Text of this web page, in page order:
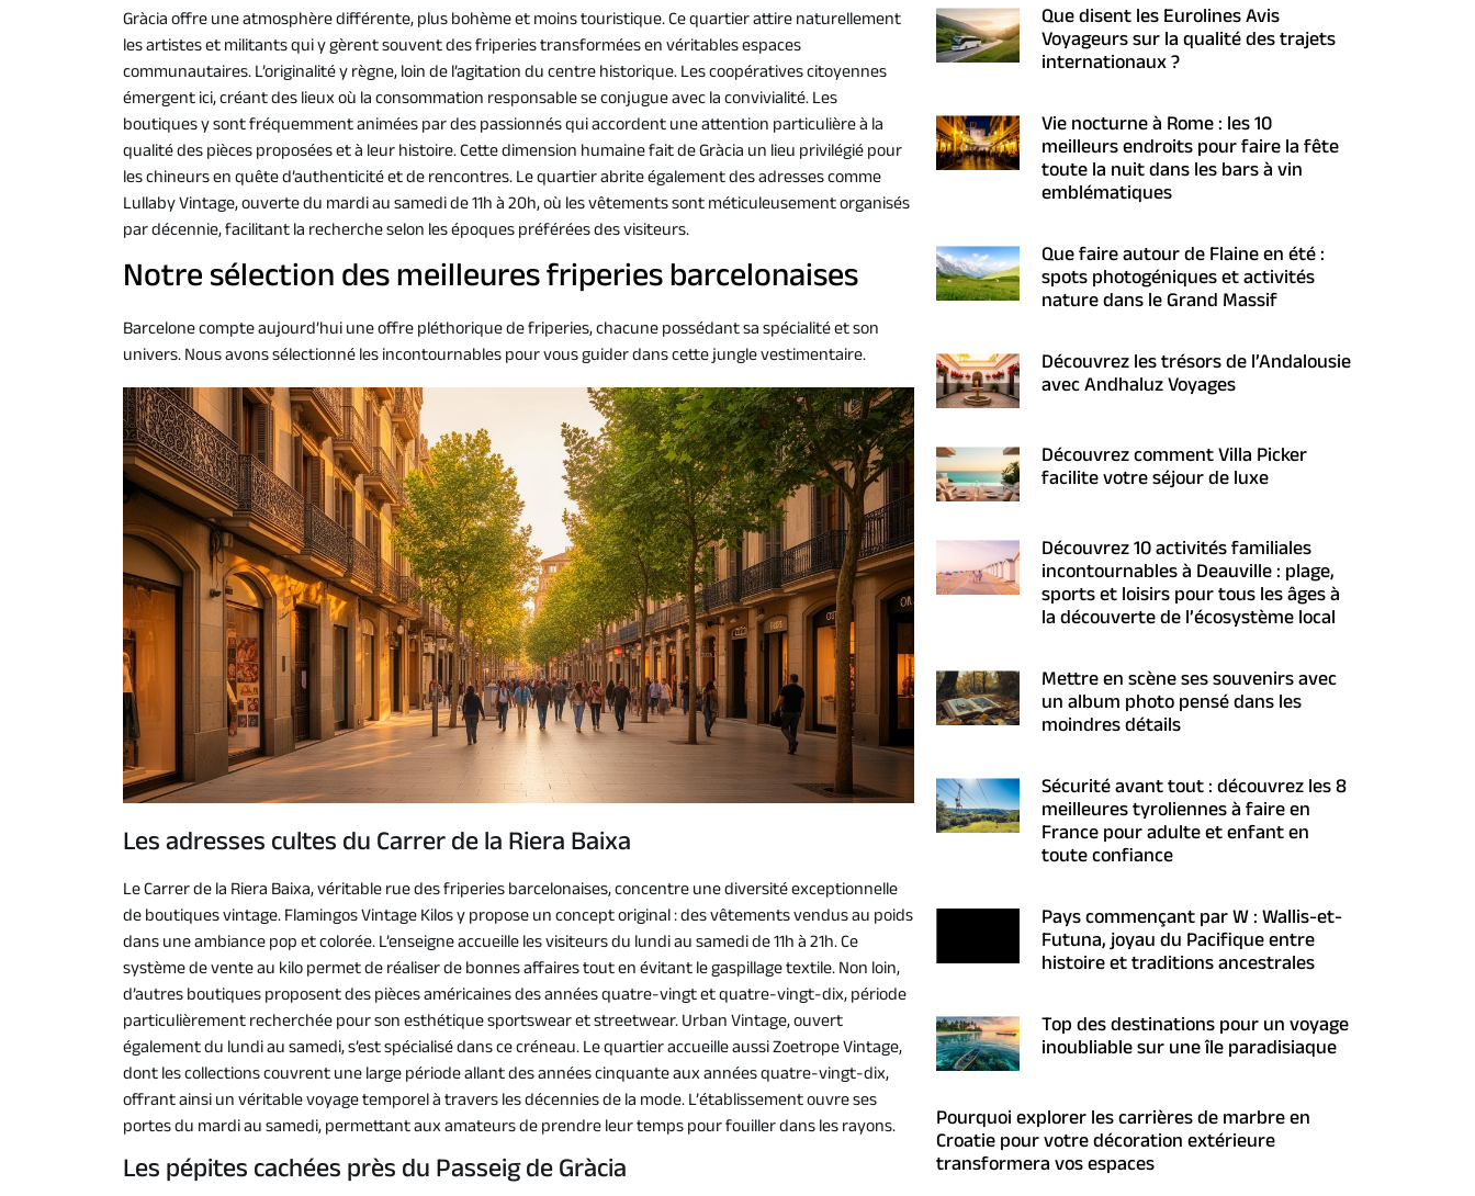
Gràcia offre une atmosphère différente, plus bohème et moins touristique. Ce quartier attire naturellement
les artistes et militants qui y gèrent souvent des friperies transformées en véritables espaces
communautaires. L’originalité y règne, loin de l’agitation du centre historique. Les coopératives citoyennes
émergent ici, créant des lieux où la consommation responsable se conjugue avec la convivialité. Les
boutiques y sont fréquemment animées par des passionnés qui accordent une attention particulière à la
qualité des pièces proposées et à leur histoire. Cette dimension humaine fait de Gràcia un lieu privilégié pour
les chineurs en quête d’authenticité et de rencontres. Le quartier abrite également des adresses comme
Lullaby Vintage, ouverte du mardi au samedi de 11h à 20h, où les vêtements sont méticuleusement organisés
par décennie, facilitant la recherche selon les époques préférées des visiteurs.
Notre sélection des meilleures friperies barcelonaises
Barcelone compte aujourd’hui une offre pléthorique de friperies, chacune possédant sa spécialité et son
univers. Nous avons sélectionné les incontournables pour vous guider dans cette jungle vestimentaire.
Les adresses cultes du Carrer de la Riera Baixa
Le Carrer de la Riera Baixa, véritable rue des friperies barcelonaises, concentre une diversité exceptionnelle
de boutiques vintage. Flamingos Vintage Kilos y propose un concept original : des vêtements vendus au poids
dans une ambiance pop et colorée. L’enseigne accueille les visiteurs du lundi au samedi de 11h à 21h. Ce
système de vente au kilo permet de réaliser de bonnes affaires tout en évitant le gaspillage textile. Non loin,
d’autres boutiques proposent des pièces américaines des années quatre-vingt et quatre-vingt-dix, période
particulièrement recherchée pour son esthétique sportswear et streetwear. Urban Vintage, ouvert
également du lundi au samedi, s’est spécialisé dans ce créneau. Le quartier accueille aussi Zoetrope Vintage,
dont les collections couvrent une large période allant des années cinquante aux années quatre-vingt-dix,
offrant ainsi un véritable voyage temporel à travers les décennies de la mode. L’établissement ouvre ses
portes du mardi au samedi, permettant aux amateurs de prendre leur temps pour fouiller dans les rayons.
Les pépites cachées près du Passeig de Gràcia
Que disent les Eurolines Avis
Voyageurs sur la qualité des trajets
internationaux ?
Vie nocturne à Rome : les 10
meilleurs endroits pour faire la fête
toute la nuit dans les bars à vin
emblématiques
Que faire autour de Flaine en été :
spots photogéniques et activités
nature dans le Grand Massif
Découvrez les trésors de l’Andalousie
avec Andhaluz Voyages
Découvrez comment Villa Picker
facilite votre séjour de luxe
Découvrez 10 activités familiales
incontournables à Deauville : plage,
sports et loisirs pour tous les âges à
la découverte de l’écosystème local
Mettre en scène ses souvenirs avec
un album photo pensé dans les
moindres détails
Sécurité avant tout : découvrez les 8
meilleures tyroliennes à faire en
France pour adulte et enfant en
toute confiance
Pays commençant par W : Wallis-et-
Futuna, joyau du Pacifique entre
histoire et traditions ancestrales
Top des destinations pour un voyage
inoubliable sur une île paradisiaque
Pourquoi explorer les carrières de marbre en
Croatie pour votre décoration extérieure
transformera vos espaces